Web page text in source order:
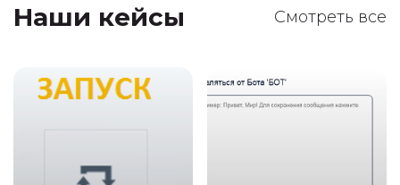
Наши кейсы Смотреть все